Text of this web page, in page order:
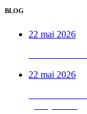
BLOG
22 mai 2026
22 mai 2026